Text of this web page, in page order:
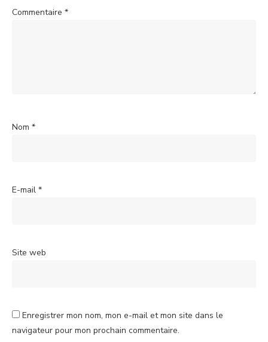
Commentaire *
Nom *
E-mail *
Site web
Enregistrer mon nom, mon e-mail et mon site dans le
navigateur pour mon prochain commentaire.